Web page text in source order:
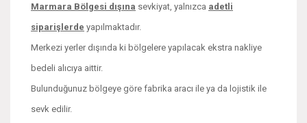
Marmara Bölgesi dışına sevkiyat, yalnızca adetli
siparişlerde yapılmaktadır.
Merkezi yerler dışında ki bölgelere yapılacak ekstra nakliye
bedeli alıcıya aittir.
Bulunduğunuz bölgeye göre fabrika aracı ile ya da lojistik ile
sevk edilir.